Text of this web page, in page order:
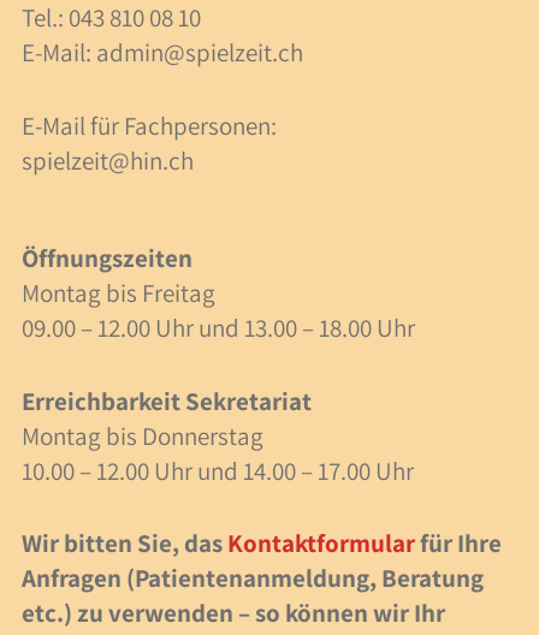
Über uns
40 Jahre Spielzeit
Forschung
Anlässe
Veranstaltungen
Fachbeiträge
Lesezeit
Tel.: 043 810 08 10
E-Mail: admin@spielzeit.ch
E-Mail für Fachpersonen:
spielzeit@hin.ch
Öffnungszeiten
Montag bis Freitag
09.00 – 12.00 Uhr und 13.00 – 18.00 Uhr
Erreichbarkeit Sekretariat
Montag bis Donnerstag
10.00 – 12.00 Uhr und 14.00 – 17.00 Uhr
Wir bitten Sie, dasKontaktformularfür Ihre
Anfragen (Patientenanmeldung, Beratung
etc.) zu verwenden – so können wir Ihr